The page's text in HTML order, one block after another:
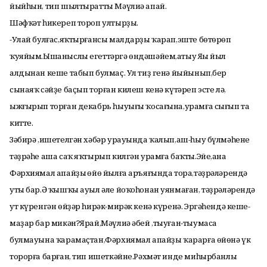
йыйһын, тип шылтыратты Мәүлиә апай.
Шәфҡәт һикереп тороп ултырҙы.
-Улай булғас,яҡтырғансы малдарҙы ҡарап,эште бөтөрөп
ҡуяйым.Ышаныслы егеттәргә өндәшәйем,атыу Яңы йыл
алдынан кеше табып булмаҫ. Ул тиҙ генә йыйынып,бер
сынаяҡ сәйҙе баҫып торған килеш кенә күтәреп эсте лә,
ыжғырып торған декабрь һыуығы ҡосағына,урамға сығып та
китте.
Зәбирә ,ишетелгән хәбәр урауында ҡалып,аш-һыу бүлмәһенең
тәҙрәһе аша саҡ яҡтырып килгән урамға баҡты.Эйе,ана
Фәрхиямал апайҙың өйө йылға аръяғында тора,тәҙрәләрендә
уты бар.Ә ҡышҡы ауыл әле йоҡоһонан уянмаған, тәҙрәләрендә
ут күренгән өйҙәр һирәк-мирәк кенә күренә. Эргәһендә кеше-
маҙар бар микән?Ярай,Мәүлиә әбей ,тыуған-тыумаса
булмауына ҡарамаҫтан,Фәрхиямал апайҙы ҡарарға өйөнә үк
торорға барған, тип ишеткәйне.Рәхмәт инде миһырбанлы